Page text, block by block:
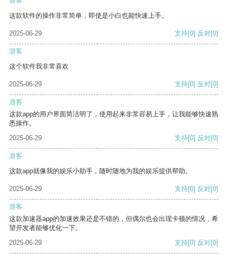
这款软件的操作非常简单，即使是小白也能快速上手。
2025-06-29 支持[0] 反对[0]
游客
这个软件我非常喜欢
2025-06-29 支持[0] 反对[0]
游客
这款app的用户界面简洁明了，使用起来非常容易上手，让我能够快速熟
悉操作。
2025-06-29
支持[0] 反对[0]
游客
这款app就像我的娱乐小助手，随时随地为我的娱乐提供帮助。
2025-06-29 支持[0] 反对[0]
游客
这款加速器app的加速效果还是不错的，但偶尔也会出现卡顿的情况，希
望开发者能够优化一下。
2025-06-29
支持[0] 反对[0]